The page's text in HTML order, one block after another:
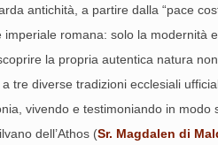
antichità, a partire dalla “pace
romana: solo la
la propria autentica natura
tre diverse tradizioni ecclesiali
vivendo e testimoniando in modo
dell’Athos (Sr. Magdalen di